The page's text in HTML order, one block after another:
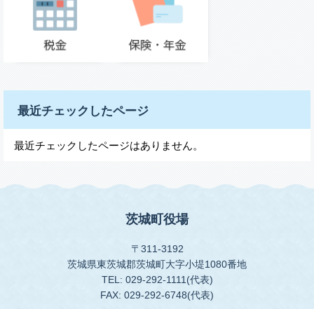
最近チェックしたページ
最近チェックしたページはありません。
茨城町役場
〒311-3192
茨城県東茨城郡茨城町大字小堤1080番地
TEL: 029-292-1111(代表)
FAX: 029-292-6748(代表)